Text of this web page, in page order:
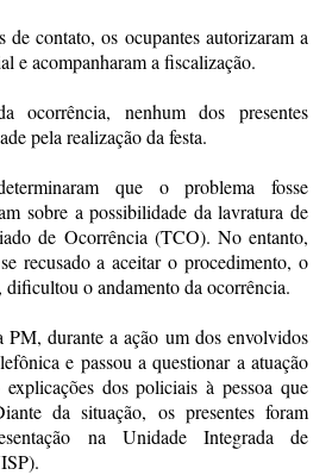
de contato, os ocupantes autorizaram a
e acompanharam a fiscalização.
ocorrência, nenhum dos presentes
pela realização da festa.
que o problema fosse
sobre a possibilidade da lavratura de
de Ocorrência (TCO). No entanto,
recusado a aceitar o procedimento, o
o andamento da ocorrência.
durante a ação um dos envolvidos
e passou a questionar a atuação
dos policiais à pessoa que
da situação, os presentes foram
na Unidade Integrada de